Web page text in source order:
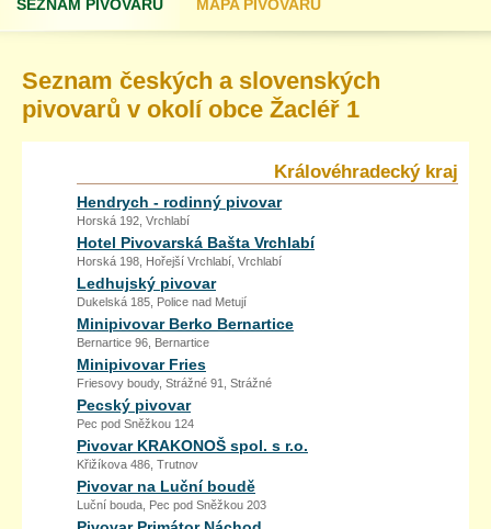
SEZNAM PIVOVARŮ MAPA PIVOVARŮ
REGISTRACE
Seznam českých a slovenských
pivovarů v okolí obce Žacléř 1
Královéhradecký kraj
Hendrych - rodinný pivovar
Horská 192, Vrchlabí
Hotel Pivovarská Bašta Vrchlabí
Horská 198, Hořejší Vrchlabí, Vrchlabí
Ledhujský pivovar
Dukelská 185, Police nad Metují
Minipivovar Berko Bernartice
Bernartice 96, Bernartice
Minipivovar Fries
Friesovy boudy, Strážné 91, Strážné
Pecský pivovar
Pec pod Sněžkou 124
Pivovar KRAKONOŠ spol. s r.o.
Křižíkova 486, Trutnov
Pivovar na Luční boudě
Luční bouda, Pec pod Sněžkou 203